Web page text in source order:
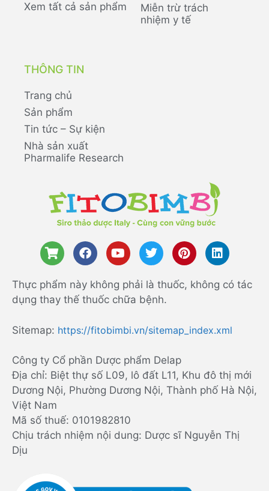
Xem tất cả sản phẩm
Miễn trừ trách
nhiệm y tế
THÔNG TIN
Trang chủ
Sản phẩm
Tin tức – Sự kiện
Nhà sản xuất
Pharmalife Research
Thực phẩm này không phải là thuốc, không có tác
dụng thay thế thuốc chữa bệnh.
Sitemap: https://fitobimbi.vn/sitemap_index.xml
Công ty Cổ phần Dược phẩm Delap
Địa chỉ: Biệt thự số L09, lô đất L11, Khu đô thị mới
Dương Nội, Phường Dương Nội, Thành phố Hà Nội,
Việt Nam
Mã số thuế: 0101982810
Chịu trách nhiệm nội dung: Dược sĩ Nguyễn Thị
Dịu